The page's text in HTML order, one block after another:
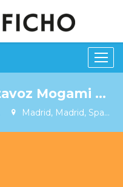
Par de cables de altavoz Mogami 2972 Starquad (4mm2) 2 x 1 metro
Madrid, Madrid, Spain